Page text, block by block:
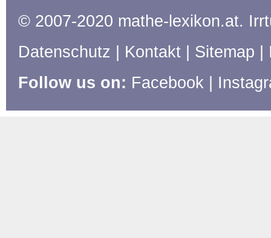
© 2007-2020 mathe-lexikon.at.
Datenschutz
Kontakt Sitemap
Follow us on: Facebook